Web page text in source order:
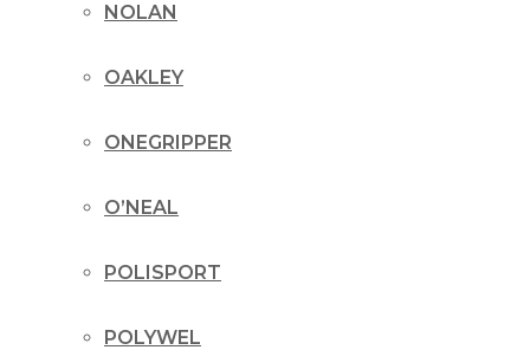
NOLAN
OAKLEY
ONEGRIPPER
O’NEAL
POLISPORT
POLYWEL